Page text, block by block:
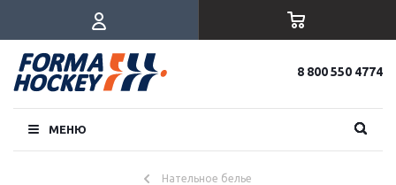
8 800 550 4774
МЕНЮ
Нательное белье